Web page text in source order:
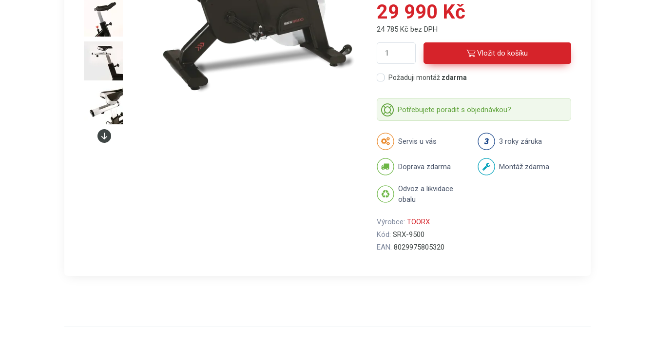
29 990 Kč
24 785 Kč bez DPH
Vložit do košíku
Požaduji montáž zdarma
Potřebujete poradit s objednávkou?
Servis u vás 3 roky záruka
Doprava zdarma Montáž zdarma
Odvoz a likvidace
obalu
Výrobce: TOORX
Kód: SRX-9500
EAN: 8029975805320